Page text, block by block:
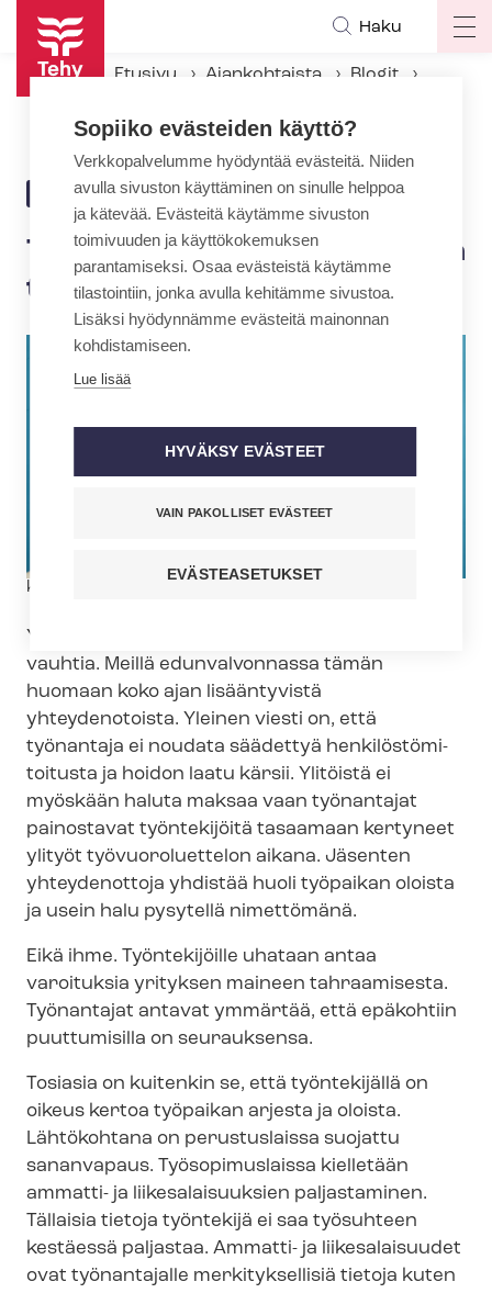
Hyppää
pääsisältöön
Haku
Etusivu Ajankohtaista
Blogit
BLOGI 19.6.2017 | 12:01
Työntekijällä on oikeus kertoa
työpaikan arjesta ja oloista
Kuvateksti
kuva: iStock
Yksityinen so­si­aa­li­pal­ve­lua­la kasvaa hurjaa
vauhtia. Meillä edunvalvonnassa tämän
huomaan koko ajan lisääntyvistä
yhteydenotoista. Yleinen viesti on, että
työnantaja ei noudata säädettyä hen­ki­lös­tö­mi­
toi­tus­ta ja hoidon laatu kärsii. Ylitöistä ei
myöskään haluta maksaa vaan työnantajat
painostavat työntekijöitä tasaamaan kertyneet
ylityöt työvuoroluettelon aikana. Jäsenten
yhteydenottoja yhdistää huoli työpaikan oloista
ja usein halu pysytellä nimettömänä.
Eikä ihme. Työntekijöille uhataan antaa
varoituksia yrityksen maineen tahraamisesta.
Työnantajat antavat ymmärtää, että epäkohtiin
puuttumisilla on seurauksensa.
Tosiasia on kuitenkin se, että työntekijällä on
oikeus kertoa työpaikan arjesta ja oloista.
Lähtökohtana on perustuslaissa suojattu
sananvapaus. Työsopimuslaissa kielletään
ammatti- ja lii­ke­sa­lai­suuk­sien paljastaminen.
Tällaisia tietoja työntekijä ei saa työsuhteen
kestäessä paljastaa. Ammatti- ja liikesalaisuudet
ovat työnantajalle merkityksellisiä tietoja kuten
Sopiiko evästeiden käyttö?
Verkkopalvelumme hyödyntää evästeitä. Niiden
avulla sivuston käyttäminen on sinulle helppoa
ja kätevää. Evästeitä käytämme sivuston
toimivuuden ja käyttökokemuksen
parantamiseksi. Osaa evästeistä käytämme
tilastointiin, jonka avulla kehitämme sivustoa.
Lisäksi hyödynnämme evästeitä mainonnan
kohdistamiseen.
Lue lisää
HYVÄKSY EVÄSTEET
VAIN PAKOLLISET EVÄSTEET
EVÄSTEASETUKSET